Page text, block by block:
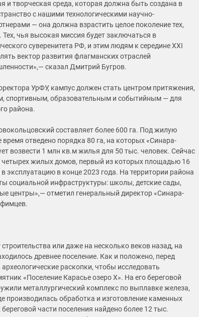
и творческая среда, которая должна быть создана в
с нашими технологическими научно-
— она должна взрастить целое поколение тех,
Тех, чья высокая миссия будет заключаться в
суверенитета РФ, и этим людям к середине XXI
вектор развития флагманских отраслей
сказал Дмитрий Бугров.
УрФУ, кампус должен стать центром притяжения,
спортивным, образовательным и событийным — для
района.
составляет более 600 га. Под жилую
время отведено порядка 80 га, на которых «Синара-
возвести 1 млн кв.м жилья для 50 тыс. человек. Сейчас
четырех жилых домов, первый из которых площадью 16
эксплуатацию в конце 2023 года. На территории района
социальной инфраструктуры: школы, детские сады,
центры»,— отметил генеральный директор «Синара-
или даже на несколько веков назад, на
древнее поселение. Как и положено, перед
раскопки, чтобы исследовать
«Поселение Карасье озеро X». На его береговой
металлургический комплекс по выплавке железа,
производилась обработка и изготовление каменных
части поселения найдено более 12 тыс.